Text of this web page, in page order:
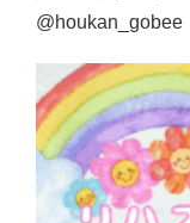
@houkan_gobee